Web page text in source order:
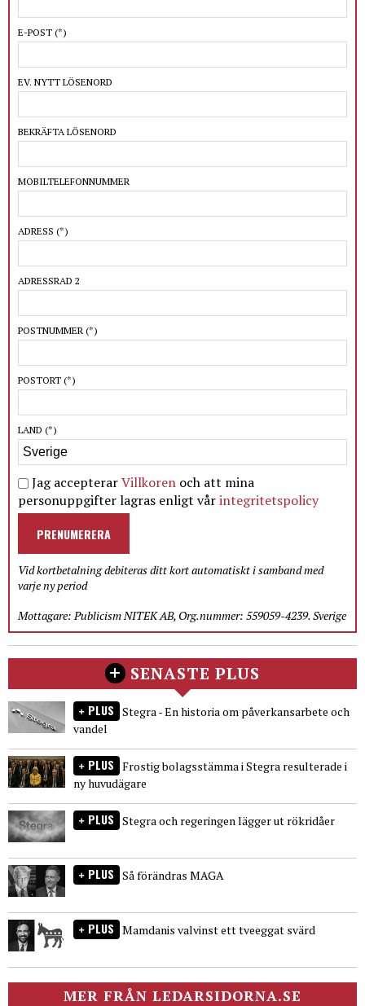
E-POST (*)
EV. NYTT LÖSENORD
BEKRÄFTA LÖSENORD
MOBILTELEFONNUMMER
ADRESS (*)
ADRESSRAD 2
POSTNUMMER (*)
POSTORT (*)
LAND (*)
Jag accepterarVillkoren och att mina
personuppgifter lagras enligt vårintegritetspolicy
PRENUMERERA
Vid kortbetalning debiteras ditt kort automatiskt i samband med
varje ny period
Mottagare: Publicism NITEK AB, Org.nummer: 559059-4239. Sverige
SENASTE PLUS
PLUS Stegra - En historia om påverkansarbete och
vandel
PLUS Frostig bolagsstämma i Stegra resulterade i
ny huvudägare
PLUS Stegra och regeringen lägger ut rökridåer
PLUS Så förändras MAGA
PLUS Mamdanis valvinst ett tveeggat svärd
MER FRÅN LEDARSIDORNA.SE